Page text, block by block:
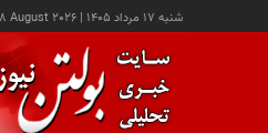
شنبه ۱۷ مرداد ۱۴۰۵ |
August 2026